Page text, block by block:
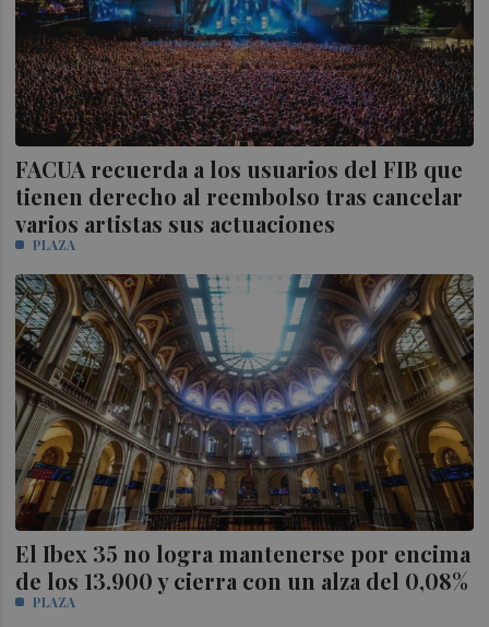
FACUA recuerda a los usuarios del FIB que
tienen derecho al reembolso tras cancelar
varios artistas sus actuaciones
PLAZA
El Ibex 35 no logra mantenerse por encima
de los 13.900 y cierra con un alza del 0,08%
PLAZA